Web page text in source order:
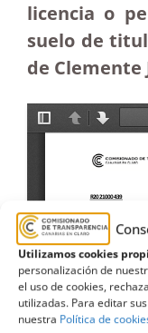
Utilizamos cookies
personalización de
el uso de cookies,
utilizadas. Para editar
nuestra Política de
licencia o
suelo de
de Clemente